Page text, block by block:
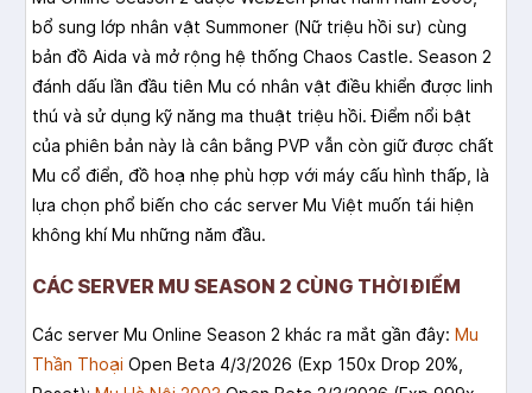
bổ sung lớp nhân vật Summoner (Nữ triệu hồi sư) cùng
bản đồ Aida và mở rộng hệ thống Chaos Castle. Season 2
đánh dấu lần đầu tiên Mu có nhân vật điều khiển được linh
thú và sử dụng kỹ năng ma thuật triệu hồi. Điểm nổi bật
của phiên bản này là cân bằng PVP vẫn còn giữ được chất
Mu cổ điển, đồ hoạ nhẹ phù hợp với máy cấu hình thấp, là
lựa chọn phổ biến cho các server Mu Việt muốn tái hiện
không khí Mu những năm đầu.
CÁC SERVER MU SEASON 2 CÙNG THỜI ĐIỂM
Các server Mu Online Season 2 khác ra mắt gần đây: Mu
Thần Thoại Open Beta 4/3/2026 (Exp 150x Drop 20%,